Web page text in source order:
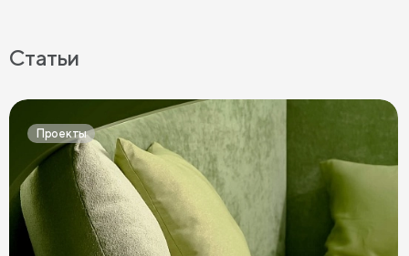
Бежевые комоды в спальню Синие комоды в спальню
Зеленые комоды в спальню Комоды в спальню графит
Розовые комоды в спальню Голубые комоды в спальню
Комоды Дуб Сонома Комоды Ясень
Статьи
Проекты